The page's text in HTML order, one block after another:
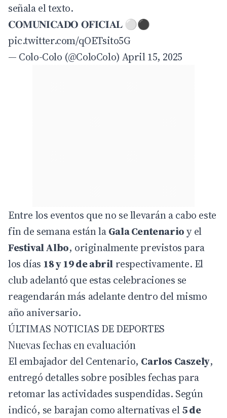
señala el texto.
𝐂𝐎𝐌𝐔𝐍𝐈𝐂𝐀𝐃𝐎 𝐎𝐅𝐈𝐂𝐈𝐀𝐋 ⚪⚫
pic.twitter.com/qOETsito5G
— Colo-Colo (@ColoColo)April 15, 2025
Entre los eventos que no se llevarán a cabo este
fin de semana están laGala Centenarioy el
Festival Albo, originalmente previstos para
los días 18 y 19 de abril respectivamente. El
club adelantó que estas celebraciones se
reagendarán más adelante dentro del mismo
año aniversario.
ÚLTIMAS NOTICIAS DE DEPORTES
Nuevas fechas en evaluación
El embajador del Centenario, Carlos Caszely,
entregó detalles sobre posibles fechas para
retomar las actividades suspendidas. Según
indicó, se barajan como alternativas el5 de